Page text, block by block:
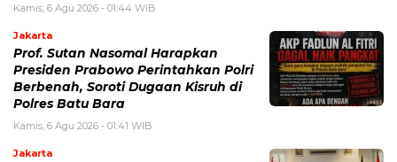
Kamis, 6 Agu 2026 - 01:44 WIB
Jakarta
Prof. Sutan Nasomal Harapkan
Presiden Prabowo Perintahkan Polri
Berbenah, Soroti Dugaan Kisruh di
Polres Batu Bara
Kamis, 6 Agu 2026 - 01:41 WIB
Jakarta